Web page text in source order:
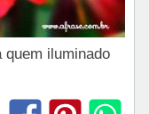
quem iluminado